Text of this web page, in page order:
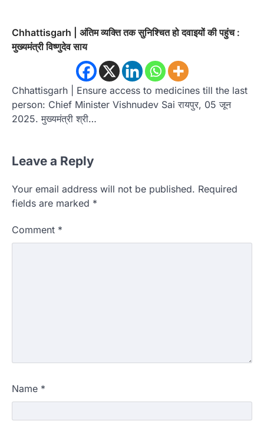
Chhattisgarh | अंतिम व्यक्ति तक सुनिश्चित हो दवाइयों की पहुंच :
मुख्यमंत्री विष्णुदेव साय
Chhattisgarh | Ensure access to medicines till the last
person: Chief Minister Vishnudev Sai रायपुर, 05 जून
2025. मुख्यमंत्री श्री…
Leave a Reply
Your email address will not be published. Required
fields are marked *
Comment *
Name *